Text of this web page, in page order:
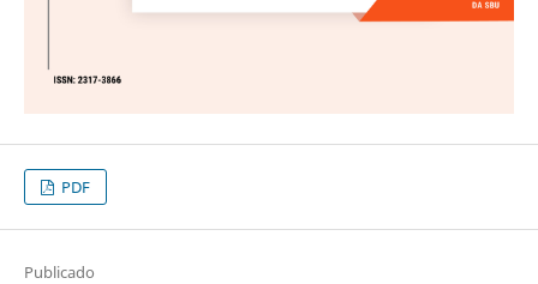
PDF
Publicado